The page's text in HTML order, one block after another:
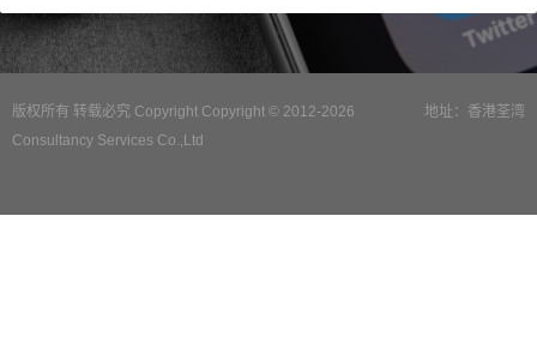
地址：香港荃湾
版权所有 转载必究 Copyright Copyright © 2012-2026
Consultancy Services Co.,Ltd